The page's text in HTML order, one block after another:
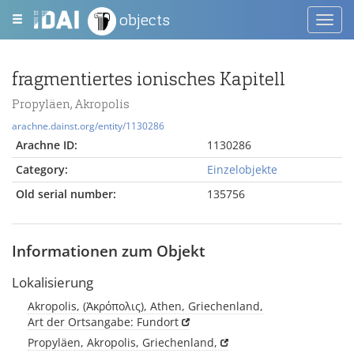
objects
fragmentiertes ionisches Kapitell
Propyläen, Akropolis
arachne.dainst.org/entity/1130286
Arachne ID:
1130286
Category:
Einzelobjekte
Old serial number:
135756
Informationen zum Objekt
Lokalisierung
Akropolis, (Ἀκρόπολις), Athen, Griechenland,
Art der Ortsangabe: Fundort
Propyläen, Akropolis, Griechenland,